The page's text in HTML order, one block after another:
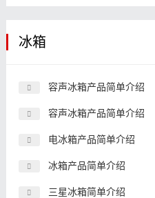
冰箱
容声冰箱产品简单介绍
容声冰箱产品简单介绍
电冰箱产品简单介绍
冰箱产品简单介绍
三星冰箱简单介绍